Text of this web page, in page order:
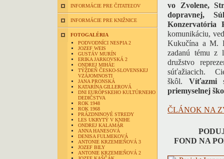
INFORMÁCIE PRE ČITATEĽOV
INFORMÁCIE PRE KNIŽNICE
FOTOGALÉRIA
PODVODNÍCI NESPIA 2
JOZEF WEIS
GUSTÁV MURÍN
ERIKA JARKOVSKÁ 2
ONDREJ MIHÁĽ
TÝŽDEŇ ČESKO-SLOVENSKEJ
VZÁJOMNOSTI
JANA PRONSKÁ
KATARÍNA GILLEROVÁ
DNI EURÓPSKEHO KULTÚRNEHO
DEDIČSTVA
ROK 1948
ROK 1968
PRÁZDNINOVÉ STREDY
LES UKRYTÝ V KNIHE
ONDREJ KALAMÁR
ANNA HANESOVÁ
DENISA FULMEKOVÁ
ANTONIE KRZEMIEŇOVÁ 3
JOZEF BILY
ANTONIE KRZEMIEŇOVÁ 2
vo Zvolene,
dopravnej,
Konzervatória
komunikáciu,
Kukučína a M.
zadanú tému z
družstvo
súťažiacich.
škôl. Víťazmi
priemyselnej
ČLÁNOK NA
FOND NA